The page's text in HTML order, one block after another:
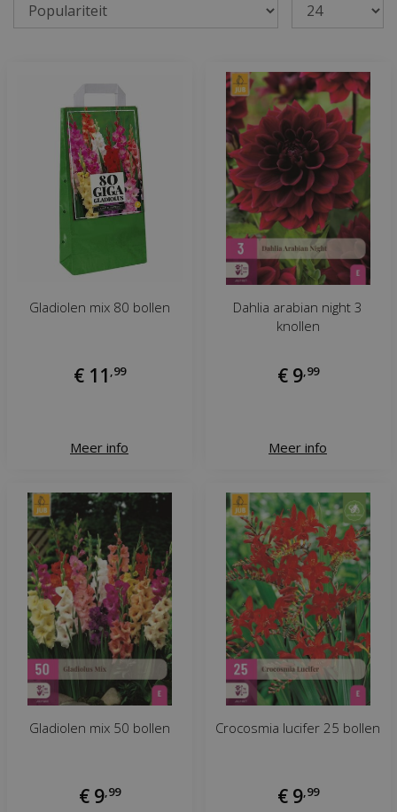
Gladiolen mix 80 bollen
€ 11 99
Meer info
Dahlia arabian night 3
knollen
€ 9, 99
Meer info
Gladiolen mix 50 bollen
€ 9, 99
Crocosmia lucifer 25 bollen
€ 9, 99